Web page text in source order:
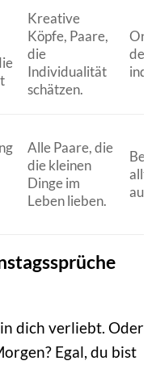
Kreative
Köpfe, Paare,
die
Individualität
schätzen.
Alle Paare, die
die kleinen
Dinge im
Leben lieben.
dich verliebt. Oder
Egal, du bist